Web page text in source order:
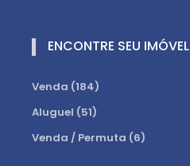
ENCONTRE SEU IMÓVEL
Venda (184)
Aluguel (51)
Venda / Permuta (6)